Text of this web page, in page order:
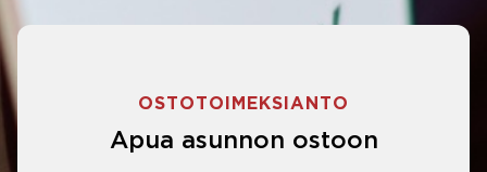
OSTOTOIMEKSIANTO
Apua asunnon ostoon